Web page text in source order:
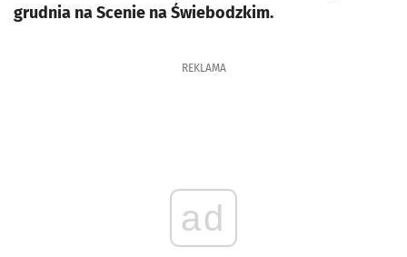
grudnia na Scenie na Świebodzkim.
REKLAMA
ad